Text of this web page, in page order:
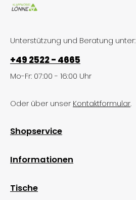
Unterstützung und Beratung unter:
+49 2522 - 4665
Mo-Fr: 07:00 - 16:00 Uhr
Oder über unser Kontaktformular.
Shopservice
Informationen
Tische